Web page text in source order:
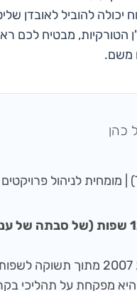
יכולה להוביל לאובדן
הטורקיות, מבטיח לכם
משם.
כהן
"תרגו התחילה מבית דובר 12 שפות
ענבל הקימה את "תרגו" בשנת